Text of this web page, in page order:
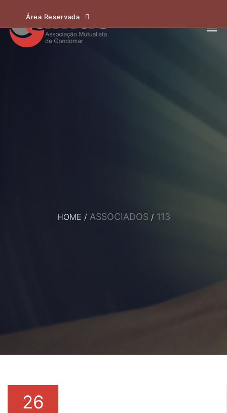
Área Reservada
HOME / ASSOCIADOS / 113
26